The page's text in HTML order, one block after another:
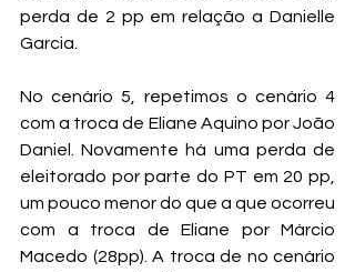
perda de 2 pp em relação a Danielle
Garcia.
No cenário 5, repetimos o cenário 4
com a troca de Eliane Aquino por João
Daniel. Novamente há uma perda de
eleitorado por parte do PT em 20 pp,
um pouco menor do que a que ocorreu
com a troca de Eliane por Márcio
Macedo (28pp). A troca de no cenário